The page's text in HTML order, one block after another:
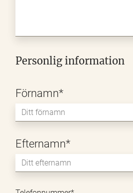
Personlig information
Förnamn*
Efternamn*